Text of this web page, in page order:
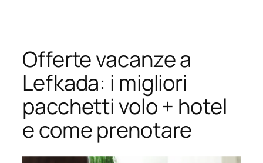
Offerte vacanze a
Lefkada: i migliori
pacchetti volo + hotel
e come prenotare